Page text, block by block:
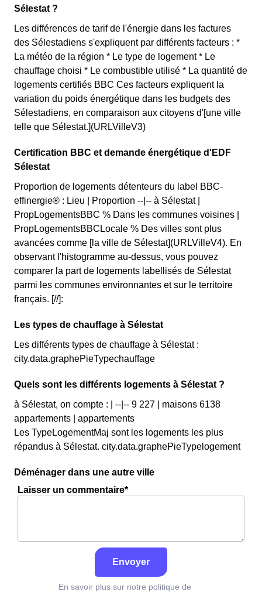
Sélestat ?
Les différences de tarif de l'énergie dans les factures
des Sélestadiens s'expliquent par différents facteurs : *
La météo de la région * Le type de logement * Le
chauffage choisi * Le combustible utilisé * La quantité de
logements certifiés BBC Ces facteurs expliquent la
variation du poids énergétique dans les budgets des
Sélestadiens, en comparaison aux citoyens d'[une ville
telle que Sélestat.](URLVilleV3)
Certification BBC et demande énergétique d'EDF
Sélestat
Proportion de logements détenteurs du label BBC-
effinergie® : Lieu | Proportion --|-- à Sélestat |
PropLogementsBBC % Dans les communes voisines |
PropLogementsBBCLocale % Des villes sont plus
avancées comme [la ville de Sélestat](URLVilleV4). En
observant l'histogramme au-dessus, vous pouvez
comparer la part de logements labellisés de Sélestat
parmi les communes environnantes et sur le territoire
français. [//]:
Les types de chauffage à Sélestat
Les différents types de chauffage à Sélestat :
city.data.graphePieTypechauffage
Quels sont les différents logements à Sélestat ?
à Sélestat, on compte : | --|-- 9 227 | maisons 6138
appartements | appartements
Les TypeLogementMaj sont les logements les plus
répandus à Sélestat. city.data.graphePieTypelogement
Déménager dans une autre ville
Laisser un commentaire*
Envoyer
En savoir plus sur notre politique de